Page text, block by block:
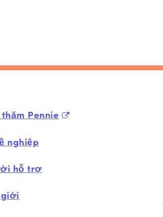
Pennie
nghiệp
hỗ trợ